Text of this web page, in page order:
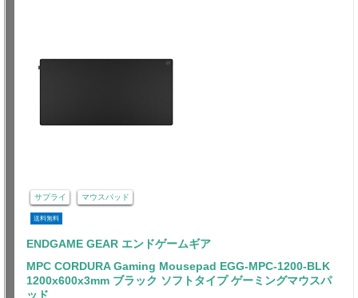
サプライ マウスパッド
送料無料
ENDGAME GEAR エンドゲームギア
MPC CORDURA Gaming Mousepad EGG-MPC-1200-BLK
1200x600x3mm ブラック ソフトタイプ ゲーミングマウスパ
ッド